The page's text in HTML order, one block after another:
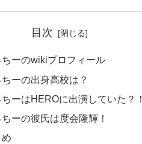
目次
ちーのwikiプロフィール
ーの出身高校は？
ーはHEROに出演していた？！
ーの彼氏は度会隆輝！
め